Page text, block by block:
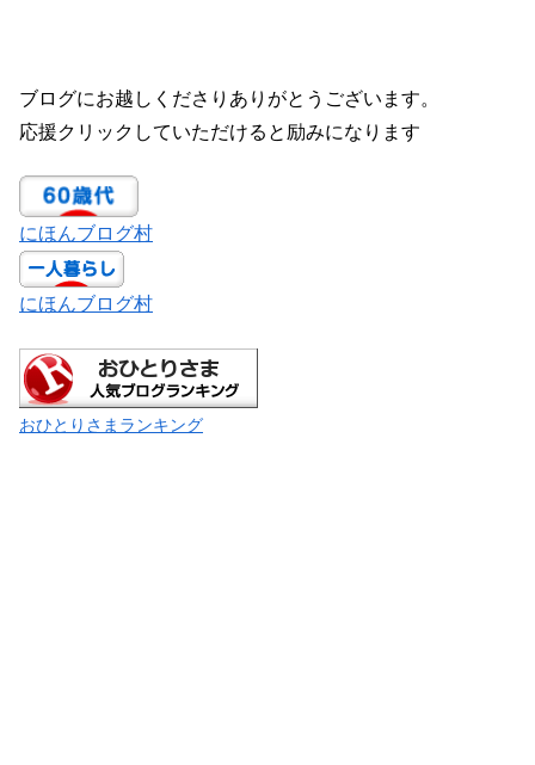
ブログにお越しくださりありがとうございます。
応援クリックしていただけると励みになります
にほんブログ村
にほんブログ村
おひとりさまランキング